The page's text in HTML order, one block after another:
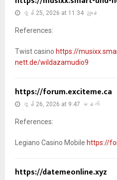
ဇွန် 25, 2026 at 11:34 ညနေ
References:
Twist casino https://
nett.de/wildazamudio9
https://forum.exciteme.ca
ဇွန် 26, 2026 at 9:47 မနက်
References:
Legiano Casino Mobile https://
https://datemeonline.xyz